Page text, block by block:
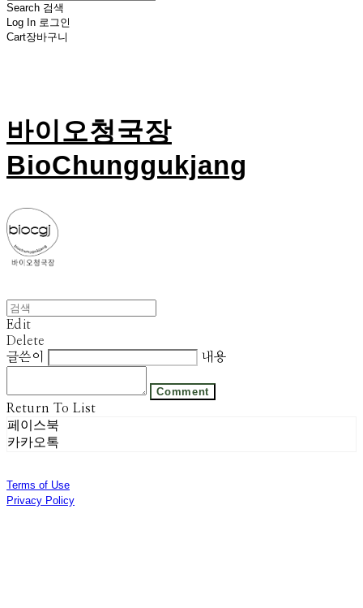
Search 검색
Log In 로그인
Cart장바구니
바이오청국장
BioChunggukjang
Edit
Delete
글쓴이
내용
Comment
Return To List
페이스북
카카오톡
Terms of Use
Privacy Policy